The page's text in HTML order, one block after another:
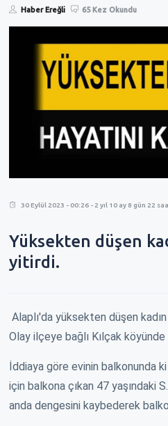
Haber Ereğli 65 Kez Okundu
30 Eylül 2023 - 00:26 - 2 yıl 10 ay 8 gün 22
Yüksekten düşen
yitirdi.
Alaplı'da yüksekten düşen kadın
Olay ilçeye bağlı Kılçak
İddiaya göre evinin balkonunda
için balkona çıkan 47 yaşındaki
anda dengesini kaybederek